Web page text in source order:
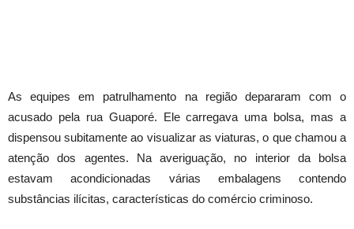
As equipes em patrulhamento na região depararam com o
acusado pela rua Guaporé. Ele carregava uma bolsa, mas a
dispensou subitamente ao visualizar as viaturas, o que chamou a
atenção dos agentes. Na averiguação, no interior da bolsa
estavam acondicionadas várias embalagens contendo
substâncias ilícitas, características do comércio criminoso.